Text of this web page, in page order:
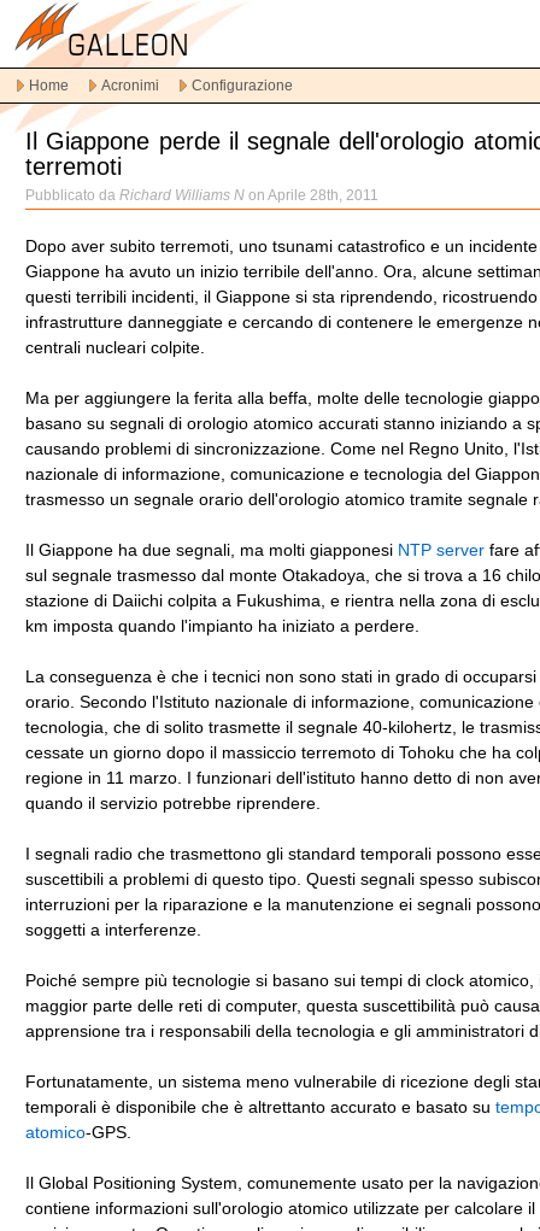
alla
navigazione
principale
Vai
contenuto
principale
contenuto
secondario
Home Acronimi Configurazione
Il Giappone perde il segnale dell'orologio
terremoti
Pubblicato da Richard Williams N on Aprile 28th, 2011
Dopo aver subito terremoti, uno tsunami catastrofico e un
Giappone ha avuto un inizio terribile dell'anno. Ora, alcune
questi terribili incidenti, il Giappone si sta riprendendo,
infrastrutture danneggiate e cercando di contenere le emergenze
centrali nucleari colpite.
Ma per aggiungere la ferita alla beffa, molte delle tecnologie
basano su segnali di orologio atomico accurati stanno iniziando a
causando problemi di sincronizzazione. Come nel Regno Unito,
nazionale di informazione, comunicazione e tecnologia del
trasmesso un segnale orario dell'orologio atomico tramite segnale
Il Giappone ha due segnali, ma molti giapponesi NTP server fare
sul segnale trasmesso dal monte Otakadoya, che si trova a 16
stazione di Daiichi colpita a Fukushima, e rientra nella zona di
km imposta quando l'impianto ha iniziato a perdere.
La conseguenza è che i tecnici non sono stati in grado di
orario. Secondo l'Istituto nazionale di informazione, comunicazione
tecnologia, che di solito trasmette il segnale 40-kilohertz, le
cessate un giorno dopo il massiccio terremoto di Tohoku che ha
regione in 11 marzo. I funzionari dell'istituto hanno detto di non
quando il servizio potrebbe riprendere.
I segnali radio che trasmettono gli standard temporali possono
suscettibili a problemi di questo tipo. Questi segnali spesso
interruzioni per la riparazione e la manutenzione ei segnali
soggetti a interferenze.
Poiché sempre più tecnologie si basano sui tempi di clock atomico,
maggior parte delle reti di computer, questa suscettibilità può
apprensione tra i responsabili della tecnologia e gli amministratori
Fortunatamente, un sistema meno vulnerabile di ricezione degli
temporali è disponibile che è altrettanto accurato e basato su
atomico-GPS.
Il Global Positioning System, comunemente usato per la
contiene informazioni sull'orologio atomico utilizzate per calcolare il